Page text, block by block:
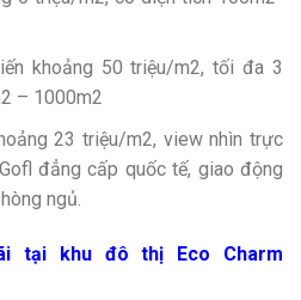
khoảng 50 triệu/m2, tối đa 3
– 1000m2
23 triệu/m2, view nhìn trực
đẳng cấp quốc tế, giao động
ngủ.
tại khu đô thị Eco Charm